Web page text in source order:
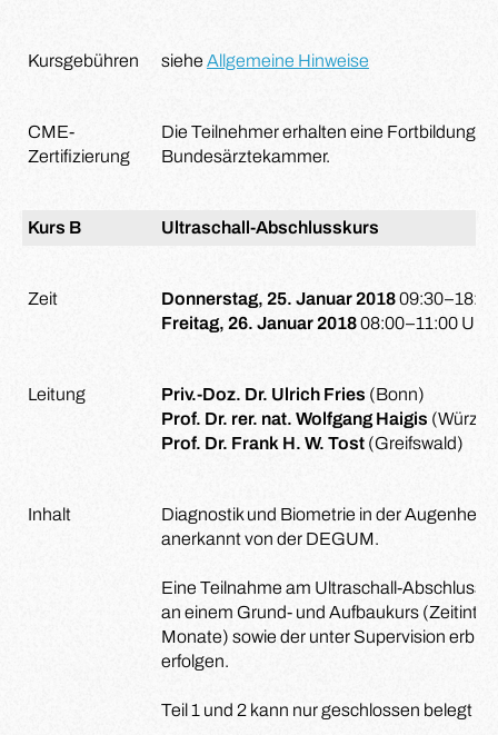
Kursgebühren siehe Allgemeine Hinweise
CME-
Zertifizierung
Die Teilnehmer erhalten eine
Bundesärztekammer.
Kurs B Ultraschall-Abschlusskurs
Zeit Donnerstag, 25. Januar 2018
Freitag, 26. Januar 201808:00–11:00 Uhr
Leitung Priv.-Doz. Dr. Ulrich Fries (Bonn)
Prof. Dr. rer. nat. Wolfgang Haigis
Prof. Dr. Frank H. W. Tost (Greifswald)
Inhalt
Diagnostik und Biometrie in der
anerkannt von der DEGUM.
Eine Teilnahme am Ultraschall-
an einem Grund- und Aufbaukurs
Monate) sowie der unter Supervision
erfolgen.
Teil 1 und 2 kann nur geschlossen belegt